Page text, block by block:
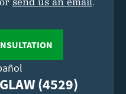
(4529)